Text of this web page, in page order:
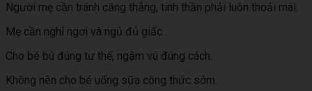
Người mẹ cần tránh căng thẳng, tinh thần phải luôn thoải mái.
Mẹ cần nghỉ ngơi và ngủ đủ giấc .
Cho bé bú đúng tư thế, ngậm vú đúng cách.
Không nên cho bé uống sữa công thức sớm.